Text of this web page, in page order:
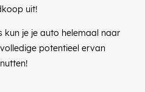
uit!
kun je je auto helemaal naar
potentieel ervan